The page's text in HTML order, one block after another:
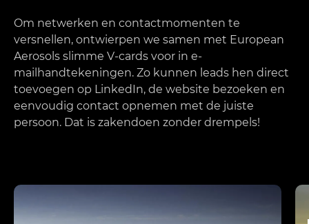
Om netwerken en contactmomenten te
versnellen, ontwierpen we samen met European
Aerosols slimme V-cards voor in e-
mailhandtekeningen. Zo kunnen leads hen direct
toevoegen op LinkedIn, de website bezoeken en
eenvoudig contact opnemen met de juiste
persoon. Dat is zakendoen zonder drempels!